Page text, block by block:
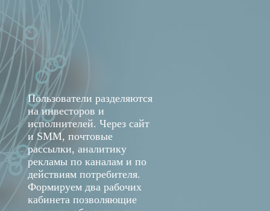
Пользователи разделяются
на инвесторов и
исполнителей. Через сайт
и SMM, почтовые
рассылки, аналитику
рекламы по каналам и по
действиям потребителя.
Формируем два рабочих
кабинета позволяющие